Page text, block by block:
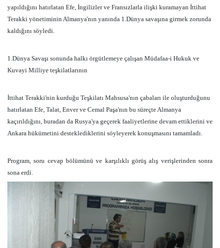
yapıldığını hatırlatan Efe, İngilizler ve Fransızlarla ilişki kuramayan İttihat
Terakki yönetiminin Almanya'nın yanında 1.Dünya savaşına girmek zorunda
kaldığını söyledi.
1.Dünya Savaşı sonunda halkı örgütlemeye çalışan Müdafaa-i Hukuk ve
Kuvayi Milliye teşkilatlarının
İttihat Terakki'nin kurduğu Teşkilatı Mahsusa'nın çabaları ile oluşturduğunu
hatırlatan Efe, Talat, Enver ve Cemal Paşa'nın bu süreçte Almanya
kaçırıldığını, buradan da Rusya'ya geçerek faaliyetlerine devam ettiklerini ve
Ankara hükümetini desteklediklerini söyleyerek konuşmasını tamamladı.
Program, soru cevap bölümünü ve karşılıklı görüş alış verişlerinden sonra
sona erdi.